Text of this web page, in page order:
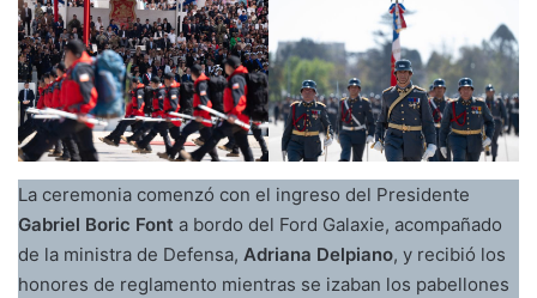
La ceremonia comenzó con el ingreso del Presidente
Gabriel Boric Font a bordo del Ford Galaxie, acompañado
de la ministra de Defensa, Adriana Delpiano, y recibió los
honores de reglamento mientras se izaban los pabellones